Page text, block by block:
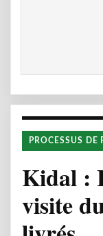
PROCESSUS DE
Kidal :
visite